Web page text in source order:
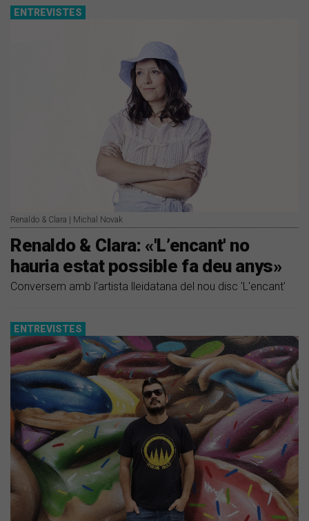
ENTREVISTES
Renaldo & Clara | Michal Novak
Renaldo & Clara: «'L’encant' no
hauria estat possible fa deu anys»
Conversem amb l'artista lleidatana del nou disc 'L'encant'
ENTREVISTES